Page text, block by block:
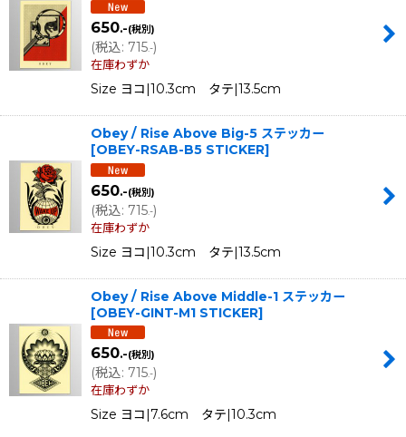
650.-(税別)
(税込: 715.-)
在庫わずか
Size ヨコ|10.3cm タテ|13.5cm
Obey / Rise Above Big-5 ステッカー
[OBEY-RSAB-B5 STICKER]
650.-(税別)
(税込: 715.-)
在庫わずか
Size ヨコ|10.3cm タテ|13.5cm
Obey / Rise Above Middle-1 ステッカー
[OBEY-GINT-M1 STICKER]
650.-(税別)
(税込: 715.-)
在庫わずか
Size ヨコ|7.6cm タテ|10.3cm